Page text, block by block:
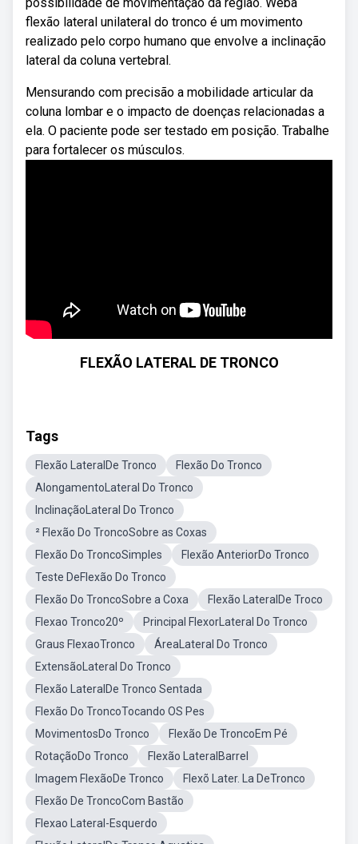
flexão lateral unilateral do tronco é um movimento
realizado pelo corpo humano que envolve a inclinação
lateral da coluna vertebral.
Mensurando com precisão a mobilidade articular da
coluna lombar e o impacto de doenças relacionadas a
ela. O paciente pode ser testado em posição. Trabalhe
para fortalecer os músculos.
FLEXÃO LATERAL DE TRONCO
Tags
Flexão LateralDe Tronco
Flexão Do Tronco
AlongamentoLateral Do Tronco
InclinaçãoLateral Do Tronco
² Flexão Do TroncoSobre as Coxas
Flexão Do TroncoSimples
Flexão AnteriorDo Tronco
Teste DeFlexão Do Tronco
Flexão Do TroncoSobre a Coxa
Flexão LateralDe Troco
Flexao Tronco20º
Principal FlexorLateral Do Tronco
Graus FlexaoTronco
ÁreaLateral Do Tronco
ExtensãoLateral Do Tronco
Flexão LateralDe Tronco Sentada
Flexão Do TroncoTocando OS Pes
MovimentosDo Tronco
Flexão De TroncoEm Pé
RotaçãoDo Tronco
Flexão LateralBarrel
Imagem FlexãoDe Tronco
Flexõ Later. La DeTronco
Flexão De TroncoCom Bastão
Flexao Lateral-Esquerdo